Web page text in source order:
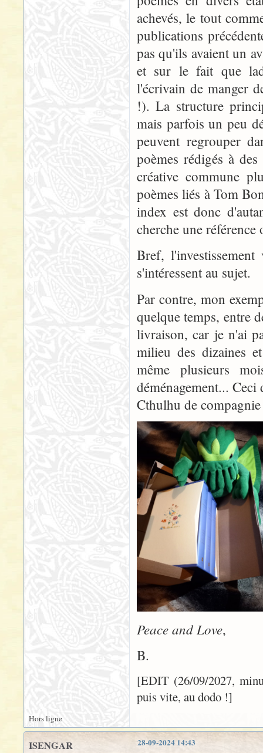
achevés, le tout
publications
pas qu'ils avaient un
et sur le fait que
l'écrivain de manger
!). La structure
mais parfois un peu
peuvent regrouper
poèmes rédigés à
créative commune
poèmes liés à Tom
index est donc
cherche une
Bref,
s'intéressent au sujet.
Par contre, mon
quelque temps, entre
livraison, car je n'ai
milieu des dizaines
même plusieurs
déménagement...
Cthulhu de
Peace and Love,
B.
[EDIT (26/09/2027,
puis vite, au dodo !]
Hors ligne
28-09-2024 14:43
ISENGAR